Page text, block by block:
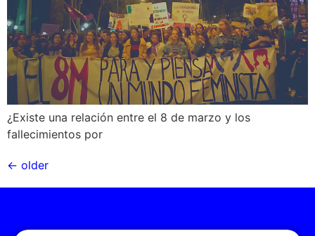
¿Existe una relación entre el 8 de marzo y los
fallecimientos por
← older